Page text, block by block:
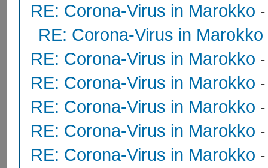
RE: Corona-Virus in Marokko
RE: Corona-Virus in Marokko
RE: Corona-Virus in Marokko
RE: Corona-Virus in Marokko
RE: Corona-Virus in Marokko
RE: Corona-Virus in Marokko
RE: Corona-Virus in Marokko